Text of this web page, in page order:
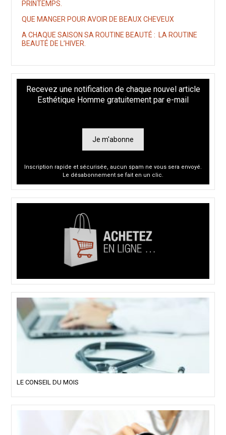
PRINTEMPS.
QUE MANGER POUR AVOIR DE BEAUX CHEVEUX
A CHAQUE SAISON SA ROUTINE BEAUTÉ : LA ROUTINE
BEAUTÉ DE L’HIVER.
Recevez une notification de chaque nouvel article
Esthétique Homme gratuitement par e-mail
Je m'abonne
Inscription rapide et sécurisée, aucun spam ne vous sera envoyé.
Le désabonnement se fait en un clic.
LE CONSEIL DU MOIS